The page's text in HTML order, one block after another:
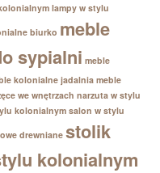
lampy w stylu
biurko meble
sypialni meble
kolonialne jadalniameble
we wnętrzach narzuta w stylu
kolonialnym salon w stylu
drewnianestolik
kolonialnym